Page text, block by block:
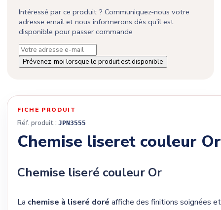
Intéressé par ce produit ? Communiquez-nous votre
adresse email et nous informerons dès qu'il est
disponible pour passer commande
Prévenez-moi lorsque le produit est disponible
FICHE PRODUIT
Réf. produit : JPN3555
Chemise liseret couleur Or
Chemise liseré couleur Or
La chemise à liseré doré affiche des finitions soignées et